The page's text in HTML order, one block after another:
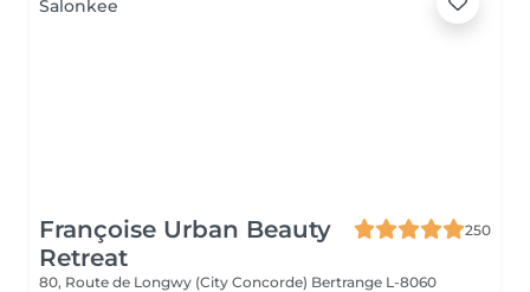
Françoise Urban Beauty
Retreat
250
80, Route de Longwy (City Concorde) Bertrange L-8060